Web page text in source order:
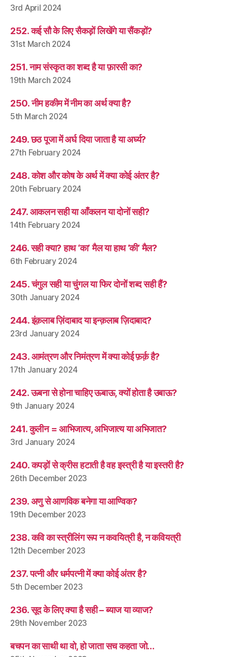
3rd April 2024
252. कई सौ के लिए सैकड़ों लिखेंगे या सैंकड़ों?
31st March 2024
251. नाम संस्कृत का शब्द है या फ़ारसी का?
19th March 2024
250. नीम हकीम में नीम का अर्थ क्या है?
5th March 2024
249. छठ पूजा में अर्घ दिया जाता है या अर्घ्य?
27th February 2024
248. कोश और कोष के अर्थ में क्या कोई अंतर है?
20th February 2024
247. आकलन सही या आँकलन या दोनों सही?
14th February 2024
246. सही क्या? हाथ ‘का’ मैल या हाथ ‘की’ मैल?
6th February 2024
245. चंगुल सही या चुंगल या फिर दोनों शब्द सही हैं?
30th January 2024
244. इंक़लाब ज़िंदाबाद या इन्क़लाब ज़िदाबाद?
23rd January 2024
243. आमंत्रण और निमंत्रण में क्या कोई फ़र्क़ है?
17th January 2024
242. ऊबना से होना चाहिए ऊबाऊ, क्यों होता है उबाऊ?
9th January 2024
241. कुलीन = आभिजात्य, अभिजात्य या अभिजात?
3rd January 2024
240. कपड़ों से क्रीस हटाती है वह इस्त्री है या इस्तरी है?
26th December 2023
239. अणु से आणविक बनेगा या आण्विक?
19th December 2023
238. कवि का स्त्रीलिंग रूप न कवयित्री है, न कवियत्री
12th December 2023
237. पत्नी और धर्मपत्नी में क्या कोई अंतर है?
5th December 2023
236. सूद के लिए क्या है सही – ब्याज या व्याज?
29th November 2023
बचपन का साथी था वो, हो जाता सच कहता जो…